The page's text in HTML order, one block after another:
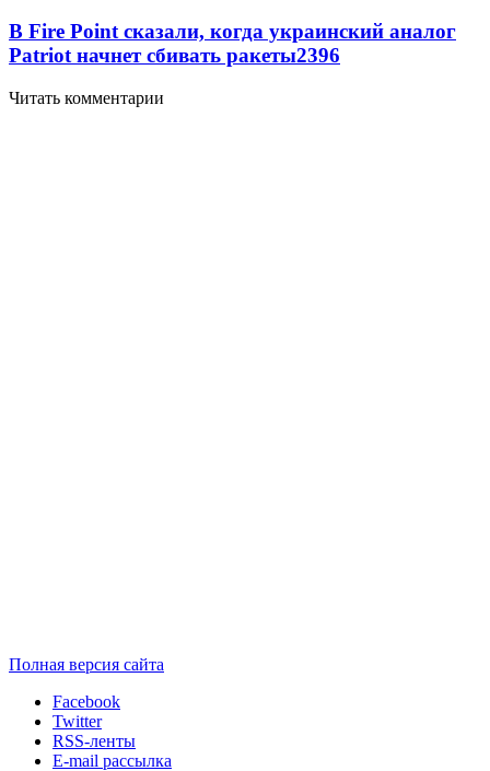
В Fire Point сказали, когда украинский аналог
Patriot начнет сбивать ракеты2396
Читать комментарии
Полная версия сайта
Facebook
Twitter
RSS-ленты
E-mail рассылка